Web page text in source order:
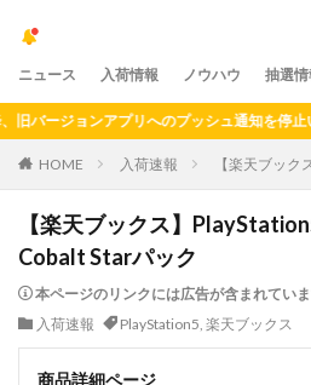
ニュース 入荷情報 ノウハウ 抽選情
ョンアプリへのプッシュ通知を停止いたし
HOME 入荷速報 【楽天ブック
【楽天ブックス】
Cobalt Starパック
本ページのリンクには広告が含まれていま
入荷速報
PlayStation5, 楽天ブックス
商品詳細ページ